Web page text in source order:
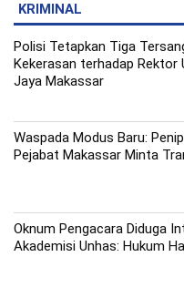
KRIMINAL
Polisi Tetapkan Tiga
Kekerasan terhadap
Jaya Makassar
Waspada Modus Baru:
Pejabat Makassar Minta
Oknum Pengacara Diduga
Akademisi Unhas: Hukum